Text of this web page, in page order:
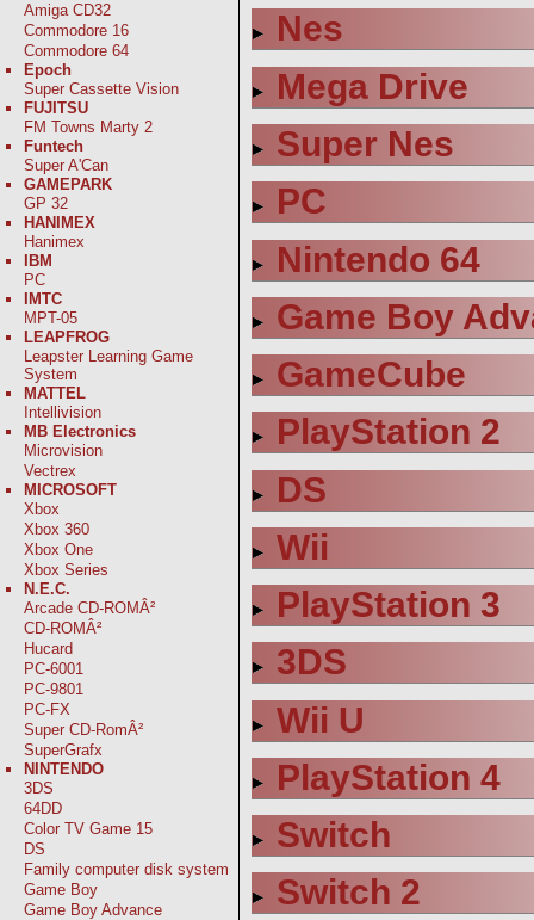
Amiga CD32
Commodore 16
Commodore 64
Epoch
Super Cassette Vision
FUJITSU
FM Towns Marty 2
Funtech
Super A'Can
GAMEPARK
GP 32
HANIMEX
Hanimex
IBM
PC
IMTC
MPT-05
LEAPFROG
Leapster Learning Game
System
MATTEL
Intellivision
MB Electronics
Microvision
Vectrex
MICROSOFT
Xbox
Xbox 360
Xbox One
Xbox Series
N.E.C.
Arcade CD-ROMÂ²
CD-ROMÂ²
Hucard
PC-6001
PC-9801
PC-FX
Super CD-RomÂ²
SuperGrafx
NINTENDO
3DS
64DD
Color TV Game 15
DS
Family computer disk system
Game Boy
Game Boy Advance
Nes
Mega Drive
Super Nes
PC
Nintendo 64
Game Boy
GameCube
PlayStation 2
DS
Wii
PlayStation 3
3DS
Wii U
PlayStation 4
Switch
Switch 2